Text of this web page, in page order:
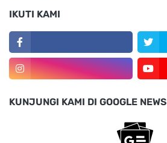
IKUTI KAMI
KUNJUNGI KAMI DI GOOGLE NEWS